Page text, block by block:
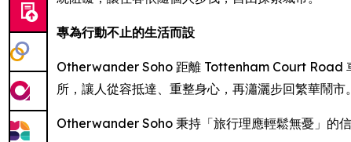
專為行動不止的生活而設
Otherwander Soho 距離 Tottenham Court Road
所，讓人從容抵達、重整身心，再瀟灑步回繁華鬧
Otherwander Soho 秉持「旅行理應輕鬆無憂」的